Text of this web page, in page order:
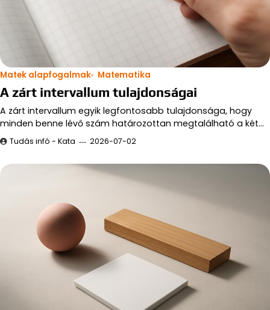
Matek alapfogalmak Matematika
A zárt intervallum tulajdonságai
A zárt intervallum egyik legfontosabb tulajdonsága, hogy
minden benne lévő szám határozottan megtalálható a két…
Tudás infó - Kata 2026-07-02